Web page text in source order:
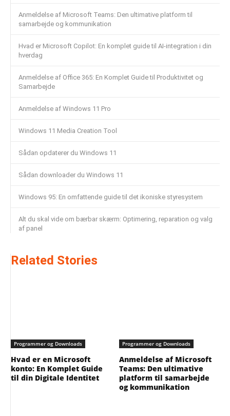
Anmeldelse af Microsoft Teams: Den ultimative platform til
samarbejde og kommunikation
Hvad er Microsoft Copilot: En komplet guide til AI-integration i din
hverdag
Anmeldelse af Office 365: En Komplet Guide til Produktivitet og
Samarbejde
Anmeldelse af Windows 11 Pro
Windows 11 Media Creation Tool
Sådan opdaterer du Windows 11
Sådan downloader du Windows 11
Windows 95: En omfattende guide til det ikoniske styresystem
Alt du skal vide om bærbar skærm: Optimering, reparation og valg
af panel
Related Stories
Programmer og Downloads
Hvad er en Microsoft
konto: En Komplet Guide
til din Digitale Identitet
Programmer og Downloads
Anmeldelse af Microsoft
Teams: Den ultimative
platform til samarbejde
og kommunikation